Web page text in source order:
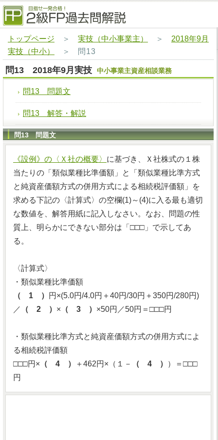
トップページ ＞ 実技（中小事業主） ＞ 2018年9月
実技（中小）
＞ 問13
問13 2018年9月実技 中小事業主資産相談業務
問13 問題文
問13 解答・解説
問13 問題文
《設例》の〈Ｘ社の概要〉 に基づき、Ｘ社株式の１株
当たりの「類似業種比準価額」と「類似業種比準方式
と純資産価額方式の併用方式による相続税評価額」を
求める下記の〈計算式〉の空欄(1)～(4)に入る最も適切
な数値を、解答用紙に記入しなさい。なお、問題の性
質上、明らかにできない部分は「□□□」で示してあ
る。
〈計算式〉
・類似業種比準価額
（ 1 ）
円×(5.0円/4.0円＋40円/30円＋350円/280円)
／
（ 2 ） × （ 3 ） ×50円／50円＝□□□円
・類似業種比準方式と純資産価額方式の併用方式によ
る相続税評価額
□□□円× （ 4 ） ＋462円×（１－ （ 4 ）
）＝□□□
円